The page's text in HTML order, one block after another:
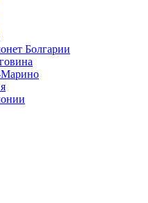
Болгарии
Марино